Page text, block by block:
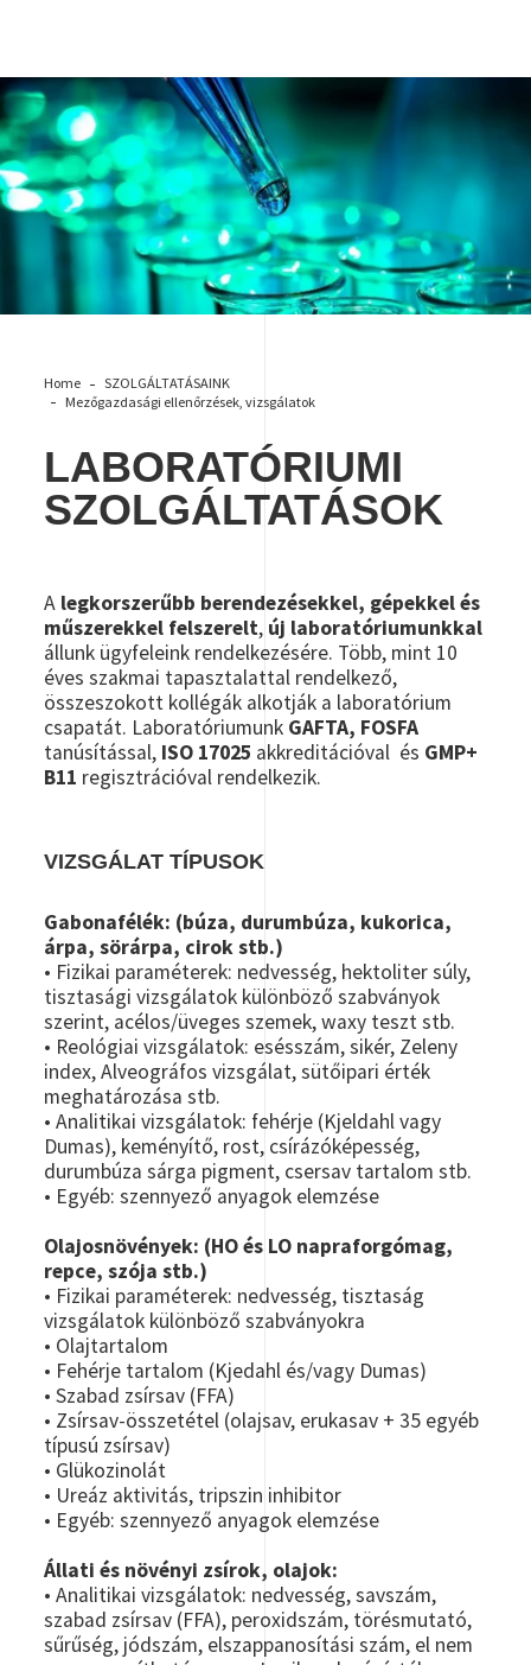
laboratory 2
Home
SZOLGÁLTATÁSAINK
Mezőgazdasági ellenőrzések, vizsgálatok
LABORATÓRIUMI
SZOLGÁLTATÁSOK
A legkorszerűbb berendezésekkel, gépekkel és
műszerekkel felszerelt, új laboratóriumunkkal
állunk ügyfeleink rendelkezésére. Több, mint 10
éves szakmai tapasztalattal rendelkező,
összeszokott kollégák alkotják a laboratórium
csapatát. Laboratóriumunk GAFTA, FOSFA
tanúsítással, ISO 17025 akkreditációval és GMP+
B11 regisztrációval rendelkezik.
VIZSGÁLAT TÍPUSOK
Gabonafélék: (búza, durumbúza, kukorica,
árpa, sörárpa, cirok stb.)
• Fizikai paraméterek: nedvesség, hektoliter súly,
tisztasági vizsgálatok különböző szabványok
szerint, acélos/üveges szemek, waxy teszt stb.
• Reológiai vizsgálatok: esésszám, sikér, Zeleny
index, Alveográfos vizsgálat, sütőipari érték
meghatározása stb.
• Analitikai vizsgálatok: fehérje (Kjeldahl vagy
Dumas), keményítő, rost, csírázóképesség,
durumbúza sárga pigment, csersav tartalom stb.
• Egyéb: szennyező anyagok elemzése
Olajosnövények: (HO és LO napraforgómag,
repce, szója stb.)
• Fizikai paraméterek: nedvesség, tisztaság
vizsgálatok különböző szabványokra
• Olajtartalom
• Fehérje tartalom (Kjedahl és/vagy Dumas)
• Szabad zsírsav (FFA)
• Zsírsav-összetétel (olajsav, erukasav + 35 egyéb
típusú zsírsav)
• Glükozinolát
• Ureáz aktivitás, tripszin inhibitor
• Egyéb: szennyező anyagok elemzése
Állati és növényi zsírok, olajok:
• Analitikai vizsgálatok: nedvesség, savszám,
szabad zsírsav (FFA), peroxidszám, törésmutató,
sűrűség, jódszám, elszappanosítási szám, el nem